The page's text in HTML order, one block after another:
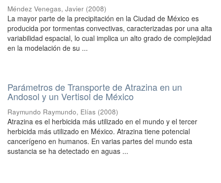
Méndez Venegas, Javier (2008)
La mayor parte de la precipitación en la Ciudad de México es
producida por tormentas convectivas, caracterizadas por una alta
variabilidad espacial, lo cual implica un alto grado de complejidad
en la modelación de su ...
Parámetros de Transporte de Atrazina en un
Andosol y un Vertisol de México
Raymundo Raymundo, Elías (2008)
Atrazina es el herbicida más utilizado en el mundo y el tercer
herbicida más utilizado en México. Atrazina tiene potencial
cancerígeno en humanos. En varias partes del mundo esta
sustancia se ha detectado en aguas ...